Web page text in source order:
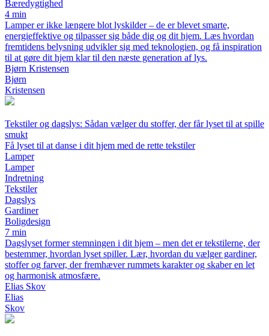
Bæredygtighed
4 min
Lamper er ikke længere blot lyskilder – de er blevet smarte,
energieffektive og tilpasser sig både dig og dit hjem. Læs hvordan
fremtidens belysning udvikler sig med teknologien, og få inspiration
til at gøre dit hjem klar til den næste generation af lys.
Bjørn Kristensen
Bjørn
Kristensen
Tekstiler og dagslys: Sådan vælger du stoffer, der får lyset til at spille
smukt
Få lyset til at danse i dit hjem med de rette tekstiler
Lamper
Lamper
Indretning
Tekstiler
Dagslys
Gardiner
Boligdesign
7 min
Dagslyset former stemningen i dit hjem – men det er tekstilerne, der
bestemmer, hvordan lyset spiller. Lær, hvordan du vælger gardiner,
stoffer og farver, der fremhæver rummets karakter og skaber en let
og harmonisk atmosfære.
Elias Skov
Elias
Skov